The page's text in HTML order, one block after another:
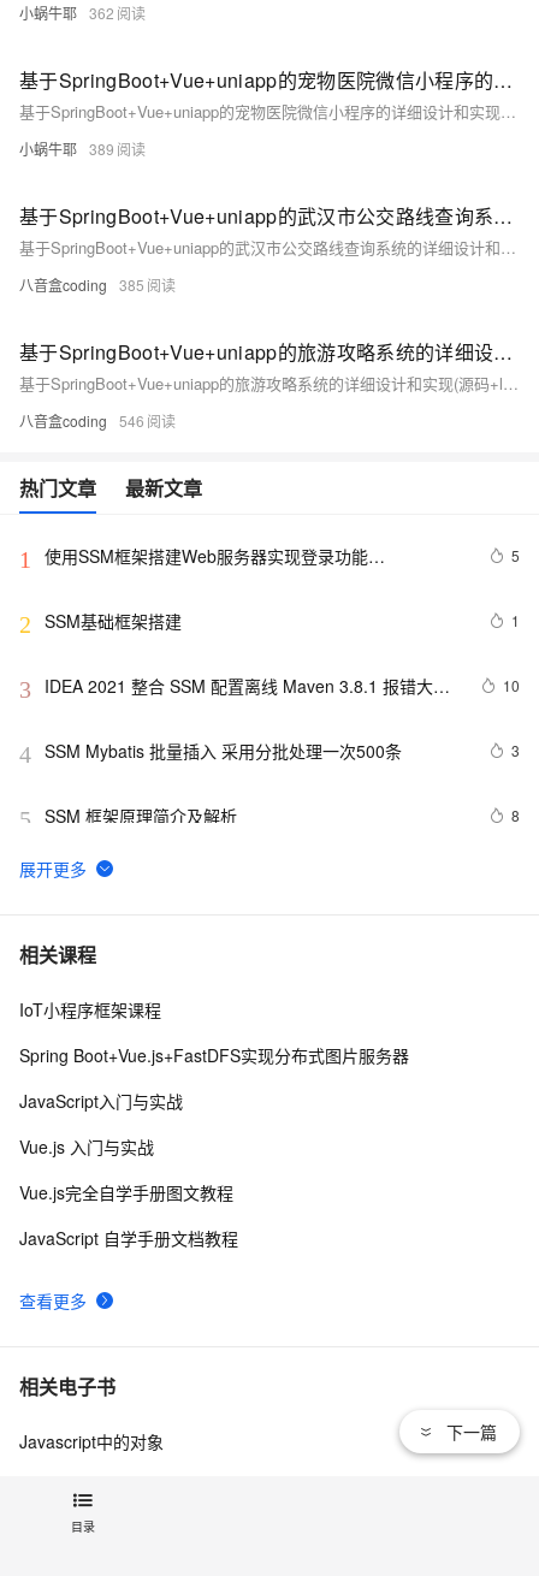
目录
小蜗牛耶 362
基于SpringBoot+Vue+uniapp的宠物医院微信小程序的详细设计和实现(源码+lw+部署文档+讲解等)
基于SpringBoot+Vue+uniapp的宠物医院微信小程序的详细设计和实现(源码+lw+部署文档+讲解等)
小蜗牛耶 389
基于SpringBoot+Vue+uniapp的武汉市公交路线查询系统的详细设计和实现(源码+lw+部署文档+讲解等)
基于SpringBoot+Vue+uniapp的武汉市公交路线查询系统的详细设计和实现(源码+lw+部署文档+讲解等)
八音盒coding 385
基于SpringBoot+Vue+uniapp的旅游攻略系统的详细设计和实现(源码+lw+部署文档+讲解等)
基于SpringBoot+Vue+uniapp的旅游攻略系统的详细设计和实现(源码+lw+部署文档+讲解等)
八音盒coding 546
热门文章 最新文章
1
使用SSM框架搭建Web服务器实现登录功能
5
2 SSM基础框架搭建 1
3
IDEA 2021 整合 SSM 配置离线 Maven 3.8.1 报错大全
10
4 SSM Mybatis 批量插入 采用分批处理一次500条 3
5 SSM 框架原理简介及解析 8
6
java初中级面试题(SSM+Mysql+微服务
7 ssm027学校运动会信息管理系统(文档+源码)_kaic
8 SSM(Vue3+ElementPlus+Axios+SSM前后端分离)--搭建
（SpringBoot，SSM）（万字长文1）
10SSM实现权限管理(三)
相关课程
查看更多
IoT小程序框架课程
Spring Boot+Vue.js+FastDFS实现分布式图片服务器
JavaScript入门与实战
Vue.js 入门与实战
Vue.js完全自学手册图文教程
JavaScript 自学手册文档教程
相关电子书
Javascript中的对象
Vue.js在前端服务化上的实践与探索
下一篇